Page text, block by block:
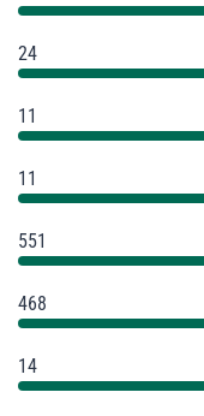
24
11
11
551
468
14